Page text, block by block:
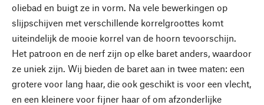
oliebad en buigt ze in vorm. Na vele bewerkingen op
slijpschijven met verschillende korrelgroottes komt
uiteindelijk de mooie korrel van de hoorn tevoorschijn.
Het patroon en de nerf zijn op elke baret anders, waardoor
ze uniek zijn. Wij bieden de baret aan in twee maten: een
grotere voor lang haar, die ook geschikt is voor een vlecht,
en een kleinere voor fijner haar of om afzonderlijke